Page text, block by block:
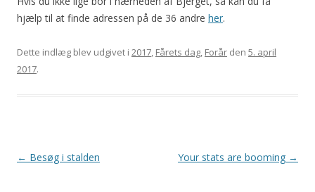
hjælp til at finde adressen på de 36 andre her.
Dette indlæg blev udgivet i 2017, Fårets dag, Forår den 5. april
2017.
Indlægsnavigation
← Besøg i stalden Your stats are booming →